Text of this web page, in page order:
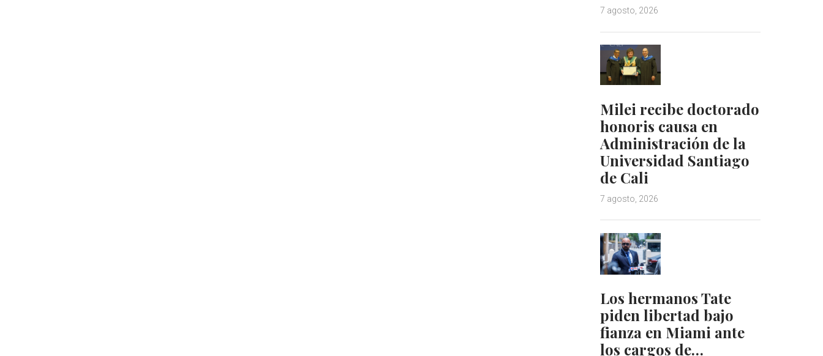
7 agosto, 2026
Milei recibe doctorado
honoris causa en
Administración de la
Universidad Santiago
de Cali
7 agosto, 2026
Los hermanos Tate
piden libertad bajo
fianza en Miami ante
los cargos de…